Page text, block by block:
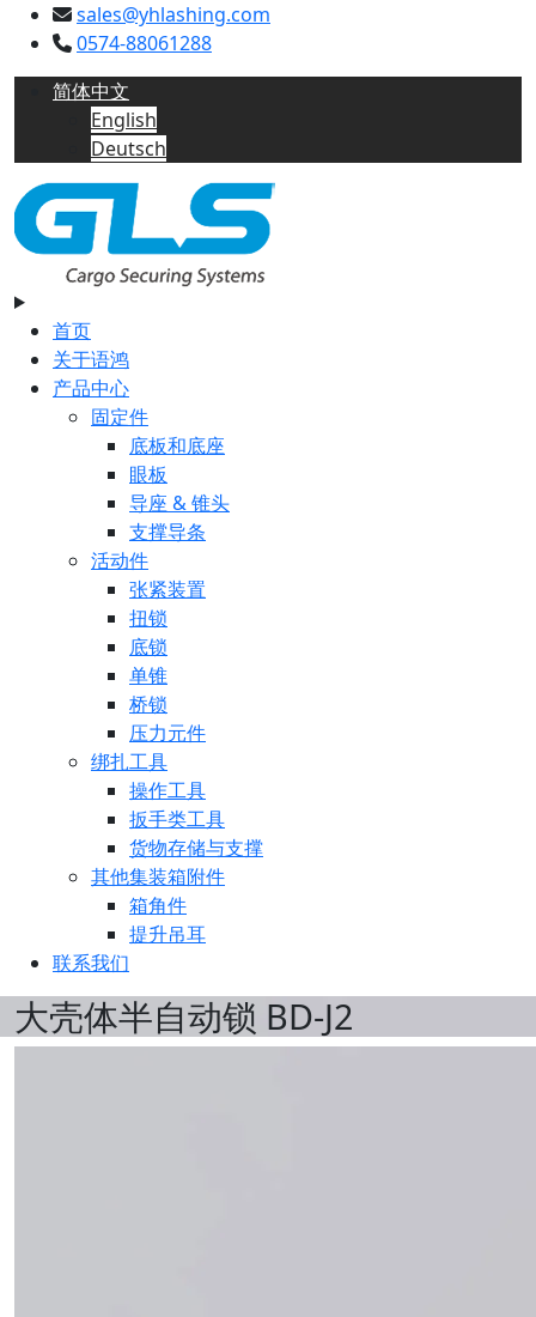
sales@yhlashing.com
0574-88061288
简体中文
English
Deutsch
首页
关于语鸿
产品中心
固定件
底板和底座
眼板
导座 & 锥头
支撑导条
活动件
张紧装置
扭锁
底锁
单锥
桥锁
压力元件
绑扎工具
操作工具
扳手类工具
货物存储与支撑
其他集装箱附件
箱角件
提升吊耳
联系我们
大壳体半自动锁 BD-J2